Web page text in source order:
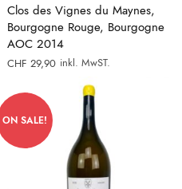
Clos des Vignes du Maynes,
Bourgogne Rouge, Bourgogne
AOC 2014
CHF 29,90 inkl. MwST.
ON SALE!